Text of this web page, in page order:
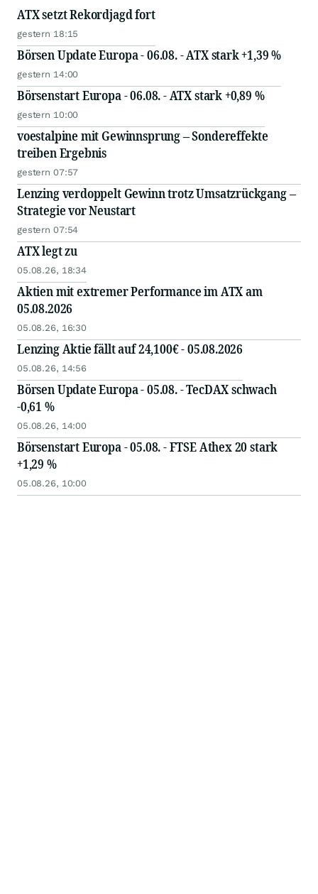
ATX setzt Rekordjagd fort
gestern 18:15
Börsen Update Europa - 06.08. - ATX stark +1,39 %
gestern 14:00
Börsenstart Europa - 06.08. - ATX stark +0,89 %
gestern 10:00
voestalpine mit Gewinnsprung – Sondereffekte
treiben Ergebnis
gestern 07:57
Lenzing verdoppelt Gewinn trotz Umsatzrückgang –
Strategie vor Neustart
gestern 07:54
ATX legt zu
05.08.26, 18:34
Aktien mit extremer Performance im ATX am
05.08.2026
05.08.26, 16:30
Lenzing Aktie fällt auf 24,100€ - 05.08.2026
05.08.26, 14:56
Börsen Update Europa - 05.08. - TecDAX schwach
-0,61 %
05.08.26, 14:00
Börsenstart Europa - 05.08. - FTSE Athex 20 stark
+1,29 %
05.08.26, 10:00